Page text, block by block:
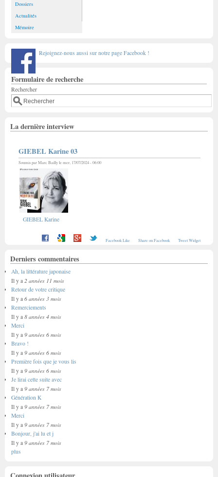
Dossiers
Actualités
Mémoire
Rejoignez-nous aussi sur notre page Facebook !
Formulaire de recherche
Rechercher
La dernière interview
GIEBEL Karine 03
Soumis parMarc Baillyle mer, 17/07/2024 - 06:00
GIEBEL Karine
Facebook Like Share on Facebook Tweet Widget
Derniers commentaires
Ah, la littérature japonaise
Il y a 2 années 11 mois
Retour de votre critique
Il y a 6 années 3 mois
Remerciements
Il y a 8 années 4 mois
Merci
Il y a 9 années 6 mois
Bravo !
Il y a 9 années 6 mois
Première fois que je vous lis
Il y a 9 années 6 mois
Je lirai cette suite avec
Il y a 9 années 7 mois
Génération K
Il y a 9 années 7 mois
Merci
Il y a 9 années 7 mois
Bonjour, j'ai lu et j
Il y a 9 années 7 mois
plus